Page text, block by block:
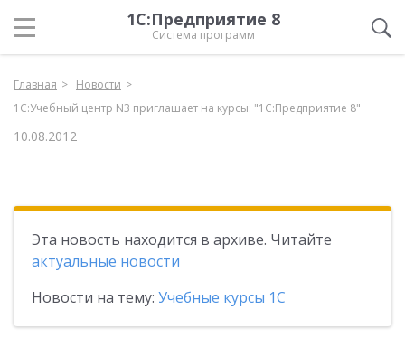
1С:Предприятие 8
Система программ
Главная
Новости
1С:Учебный центр N3 приглашает на курсы: "1С:Предприятие 8"
10.08.2012
Эта новость находится в архиве. Читайте
актуальные новости
Новости на тему: Учебные курсы 1С